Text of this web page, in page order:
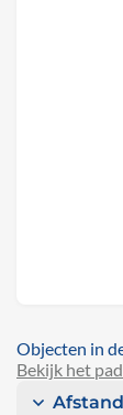
Objecten in
Bekijk het